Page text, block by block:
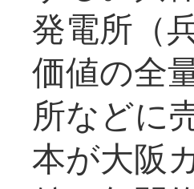
発電所（
価値の全
所などに
本が大阪